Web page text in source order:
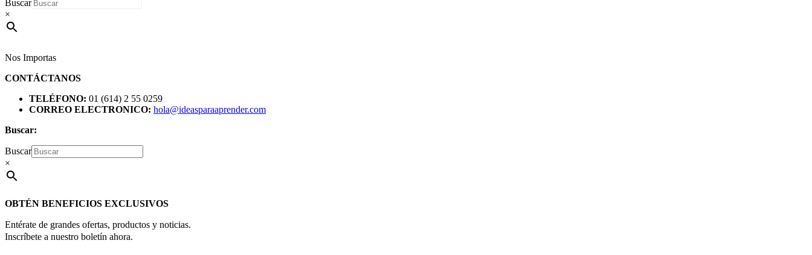
Buscar
×
Nos Importas
CONTÁCTANOS
TELÉFONO: 01 (614) 2 55 0259
CORREO ELECTRONICO: hola@ideasparaaprender.com
Buscar:
Buscar
×
OBTÉN BENEFICIOS EXCLUSIVOS
Entérate de grandes ofertas, productos y noticias.
Inscríbete a nuestro boletín ahora.